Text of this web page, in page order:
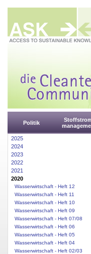
Politik
2025
2024
2023
2022
2021
2020
Wasserwirtschaft - Heft 12
Wasserwirtschaft - Heft 11
Wasserwirtschaft - Heft 10
Wasserwirtschaft - Heft 09
Wasserwirtschaft - Heft 07/08
Wasserwirtschaft - Heft 06
Wasserwirtschaft - Heft 05
Wasserwirtschaft - Heft 04
Wasserwirtschaft - Heft 02/03